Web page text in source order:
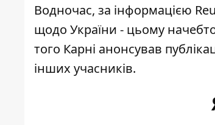
Водночас, за інформацією
щодо України - цьому
того Карні анонсував
інших учасників.